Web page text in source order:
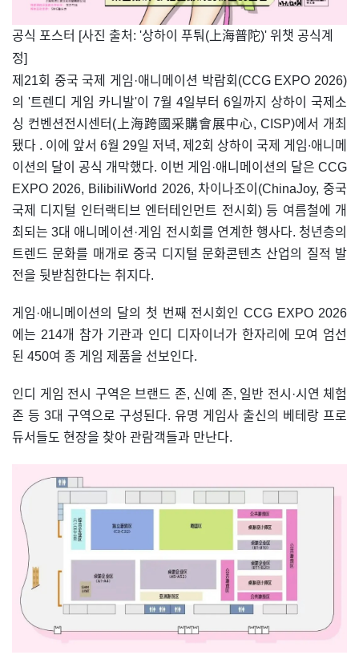
​공식 포스터 [사진 출처: '상하이 푸퉈(上海普陀)' 위챗 공식계
정]
제21회 중국 국제 게임·애니메이션 박람회(CCG EXPO 2026)
의 '트렌디 게임 카니발'이 7월 4일부터 6일까지 상하이 국제소
싱 컨벤션전시센터(上海跨國采購會展中心, CISP)에서 개최
됐다 . 이에 앞서 6월 29일 저녁, 제2회 상하이 국제 게임∙애니메
이션의 달이 공식 개막했다. 이번 게임·애니메이션의 달은 CCG
EXPO 2026, BilibiliWorld 2026, 차이나조이(ChinaJoy, 중국
국제 디지털 인터랙티브 엔터테인먼트 전시회) 등 여름철에 개
최되는 3대 애니메이션·게임 전시회를 연계한 행사다. 청년층의
트렌드 문화를 매개로 중국 디지털 문화콘텐츠 산업의 질적 발
전을 뒷받침한다는 취지다.
게임·애니메이션의 달의 첫 번째 전시회인 CCG EXPO 2026
에는 214개 참가 기관과 인디 디자이너가 한자리에 모여 엄선
된 450여 종 게임 제품을 선보인다.
인디 게임 전시 구역은 브랜드 존, 신예 존, 일반 전시·시연 체험
존 등 3대 구역으로 구성된다. 유명 게임사 출신의 베테랑 프로
듀서들도 현장을 찾아 관람객들과 만난다.